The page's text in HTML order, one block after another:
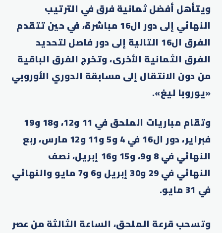
ويتأهل أفضل ثمانية فرق في الترتيب
النهائي إلى دور ال16 مباشرة، في حين تتقدم
الفرق ال16 التالية إلى دور فاصل لتحديد
الفرق الثمانية الأخرى، وتخرج الفرق الباقية
من دون الانتقال إلى مسابقة الدوري الأوروبي
«يوروبا ليغ».
وتقام مباريات الملحق في 11 و12، و18 و19
فبراير، دور ال16 في 4 و5 و11 و12 مارس، ربع
النهائي في 8 و9، و15 و16 إبريل، نصف
النهائي في 29 و30 إبريل و6 و7 مايو والنهائي
في 31 مايو.
وتسحب قرعة الملحق، الساعة الثالثة من عصر